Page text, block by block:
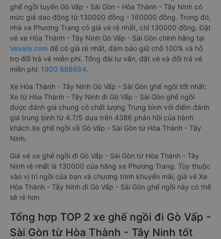
ghế ngồi tuyến Gò Vấp - Sài Gòn - Hòa Thành - Tây Ninh có
mức giá dao động từ 130000 đồng - 160000 đồng. Trong đó,
nhà xe Phương Trang có giá vé rẻ nhất, chỉ 130000 đồng. Đặt
vé xe Hòa Thành - Tây Ninh Gò Vấp - Sài Gòn chính hãng tại
Vexere.com để có giá rẻ nhất, đảm bảo giữ chỗ 100% và hỗ
trợ đổi trả vé miễn phí. Tổng đài tư vấn, đặt vé và đổi trả vé
miễn phí: 1900 888684.
Xe Hòa Thành - Tây Ninh Gò Vấp - Sài Gòn ghế ngồi tốt nhất:
Xe từ Hòa Thành - Tây Ninh đi Gò Vấp - Sài Gòn ghế ngồi
được đánh giá chung có chất lượng Trung bình với điểm đánh
giá trung bình từ 4.7/5 dựa trên 4386 phản hồi của hành
khách Xe ghế ngồi về Gò Vấp - Sài Gòn từ Hòa Thành - Tây
Ninh.
Giá vé xe ghế ngồi đi Gò Vấp - Sài Gòn từ Hòa Thành - Tây
Ninh rẻ nhất là 130000 của hãng xe Phương Trang. Tùy thuộc
vào vị trí ngồi của bạn và chương trình khuyến mãi, giá vé Xe
Hòa Thành - Tây Ninh đi Gò Vấp - Sài Gòn ghế ngồi này có thể
sẽ rẻ hơn
Tổng hợp TOP 2 xe ghế ngồi đi Gò Vấp -
Sài Gòn từ Hòa Thành - Tây Ninh tốt